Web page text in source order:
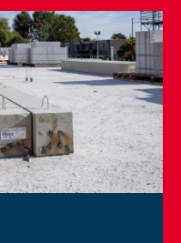
wanden (Bouwbesluit
geluidwering
eind- en